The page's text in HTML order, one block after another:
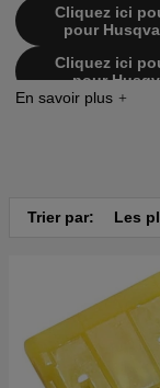
Cliquez ici
pour
Cliquez ici
pour
Trier par: Les